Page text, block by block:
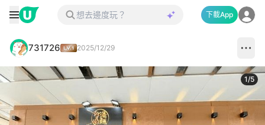
下載App
731726 2025/12/29
1/5